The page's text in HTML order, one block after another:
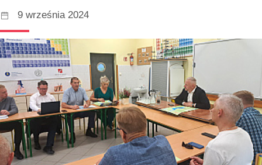
9 września 2024